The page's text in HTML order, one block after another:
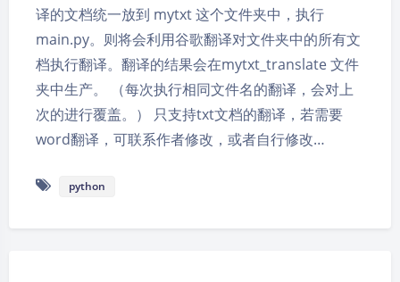
译的文档统一放到 mytxt 这个文件夹中，执行
main.py。则将会利用谷歌翻译对文件夹中的所有文
档执行翻译。翻译的结果会在mytxt_translate 文件
夹中生产。 （每次执行相同文件名的翻译，会对上
次的进行覆盖。） 只支持txt文档的翻译，若需要
word翻译，可联系作者修改，或者自行修改…
python